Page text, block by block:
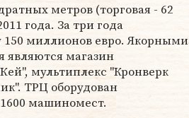
метров (торговая - 62
года. За три года
150 миллионов евро. Якорными
являются магазин
мультиплекс "Кронверк
ТРЦ оборудован
машиномест.